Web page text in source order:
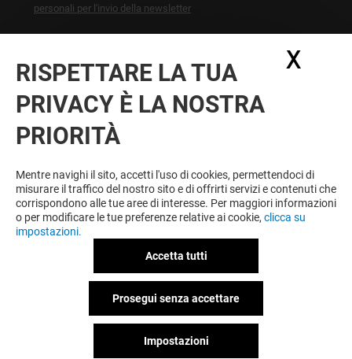
personali per l'invio della newsletter
A ESSERE FEDELE VINCI SEMPRE
Diventa membro di IO & NAVE DE VERO per
approfittare tutto l'anno di vantaggi, offerte e servizi
esclusivi a Nave de Véro e presso i nostri partner.
Condizioni d'utilizzoNote legali
Informativa sulla privacy
Informativa Sulla Registrazione
Informativa Sulla Newsletter
Informativa contatti e affitto spazi
Informativa questionario di gradimento
Informativa sui cookies
Politica Ambientale
RISPETTARE LA TUA
PRIVACY È LA NOSTRA
PRIORITÀ
Mentre navighi il sito, accetti l'uso di cookies, permettendoci di
misurare il traffico del nostro sito e di offrirti servizi e contenuti che
corrispondono alle tue aree di interesse. Per maggiori informazioni
o per modificare le tue preferenze relative ai cookie, clicca su
impostazioni.
Accetta tutti
Prosegui senza accettare
Impostazioni
X